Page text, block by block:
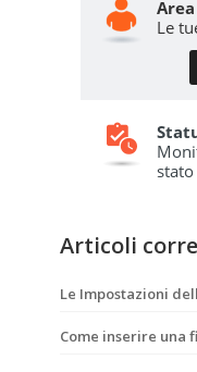
Articoli
Le Impostazioni
Come inserire una